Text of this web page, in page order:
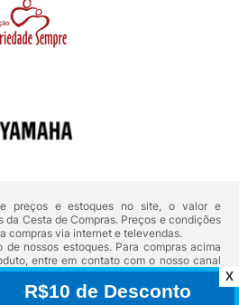
preços e estoques no site, o valor e
da Cesta de Compras. Preços e condições
compras via internet e televendas.
nossos estoques. Para compras acima
entre em contato com o nosso canal
prevalecem sobre outros anunciados em
ou sites de buscas. Código de
X